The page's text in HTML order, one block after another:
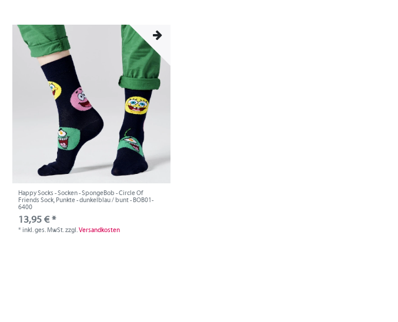
Happy Socks - Socken - SpongeBob - Circle Of
Friends Sock, Punkte - dunkelblau / bunt - BOB01-
6400
13,95 € *
*inkl. ges. MwSt.zzgl.Versandkosten